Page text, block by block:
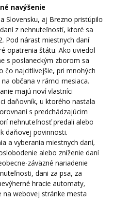
navýšenie
Slovensku, aj Brezno pristúpilo
z nehnuteľností, ktoré sa
Pod nárast miestnych daní
opatrenia štátu. Ako uviedol
s poslaneckým zborom sa
čo najcitlivejšie, pri mnohých
občana v rámci mesiaca.
majú noví vlastníci
daňovník, u ktorého nastala
s predchádzajúcim
nehnuteľnosť predali alebo
daňovej povinnosti.
a vyberania miestnych daní,
alebo zníženie daní
záväzné nariadenie
dani za psa, za
hracie automaty,
webovej stránke mesta